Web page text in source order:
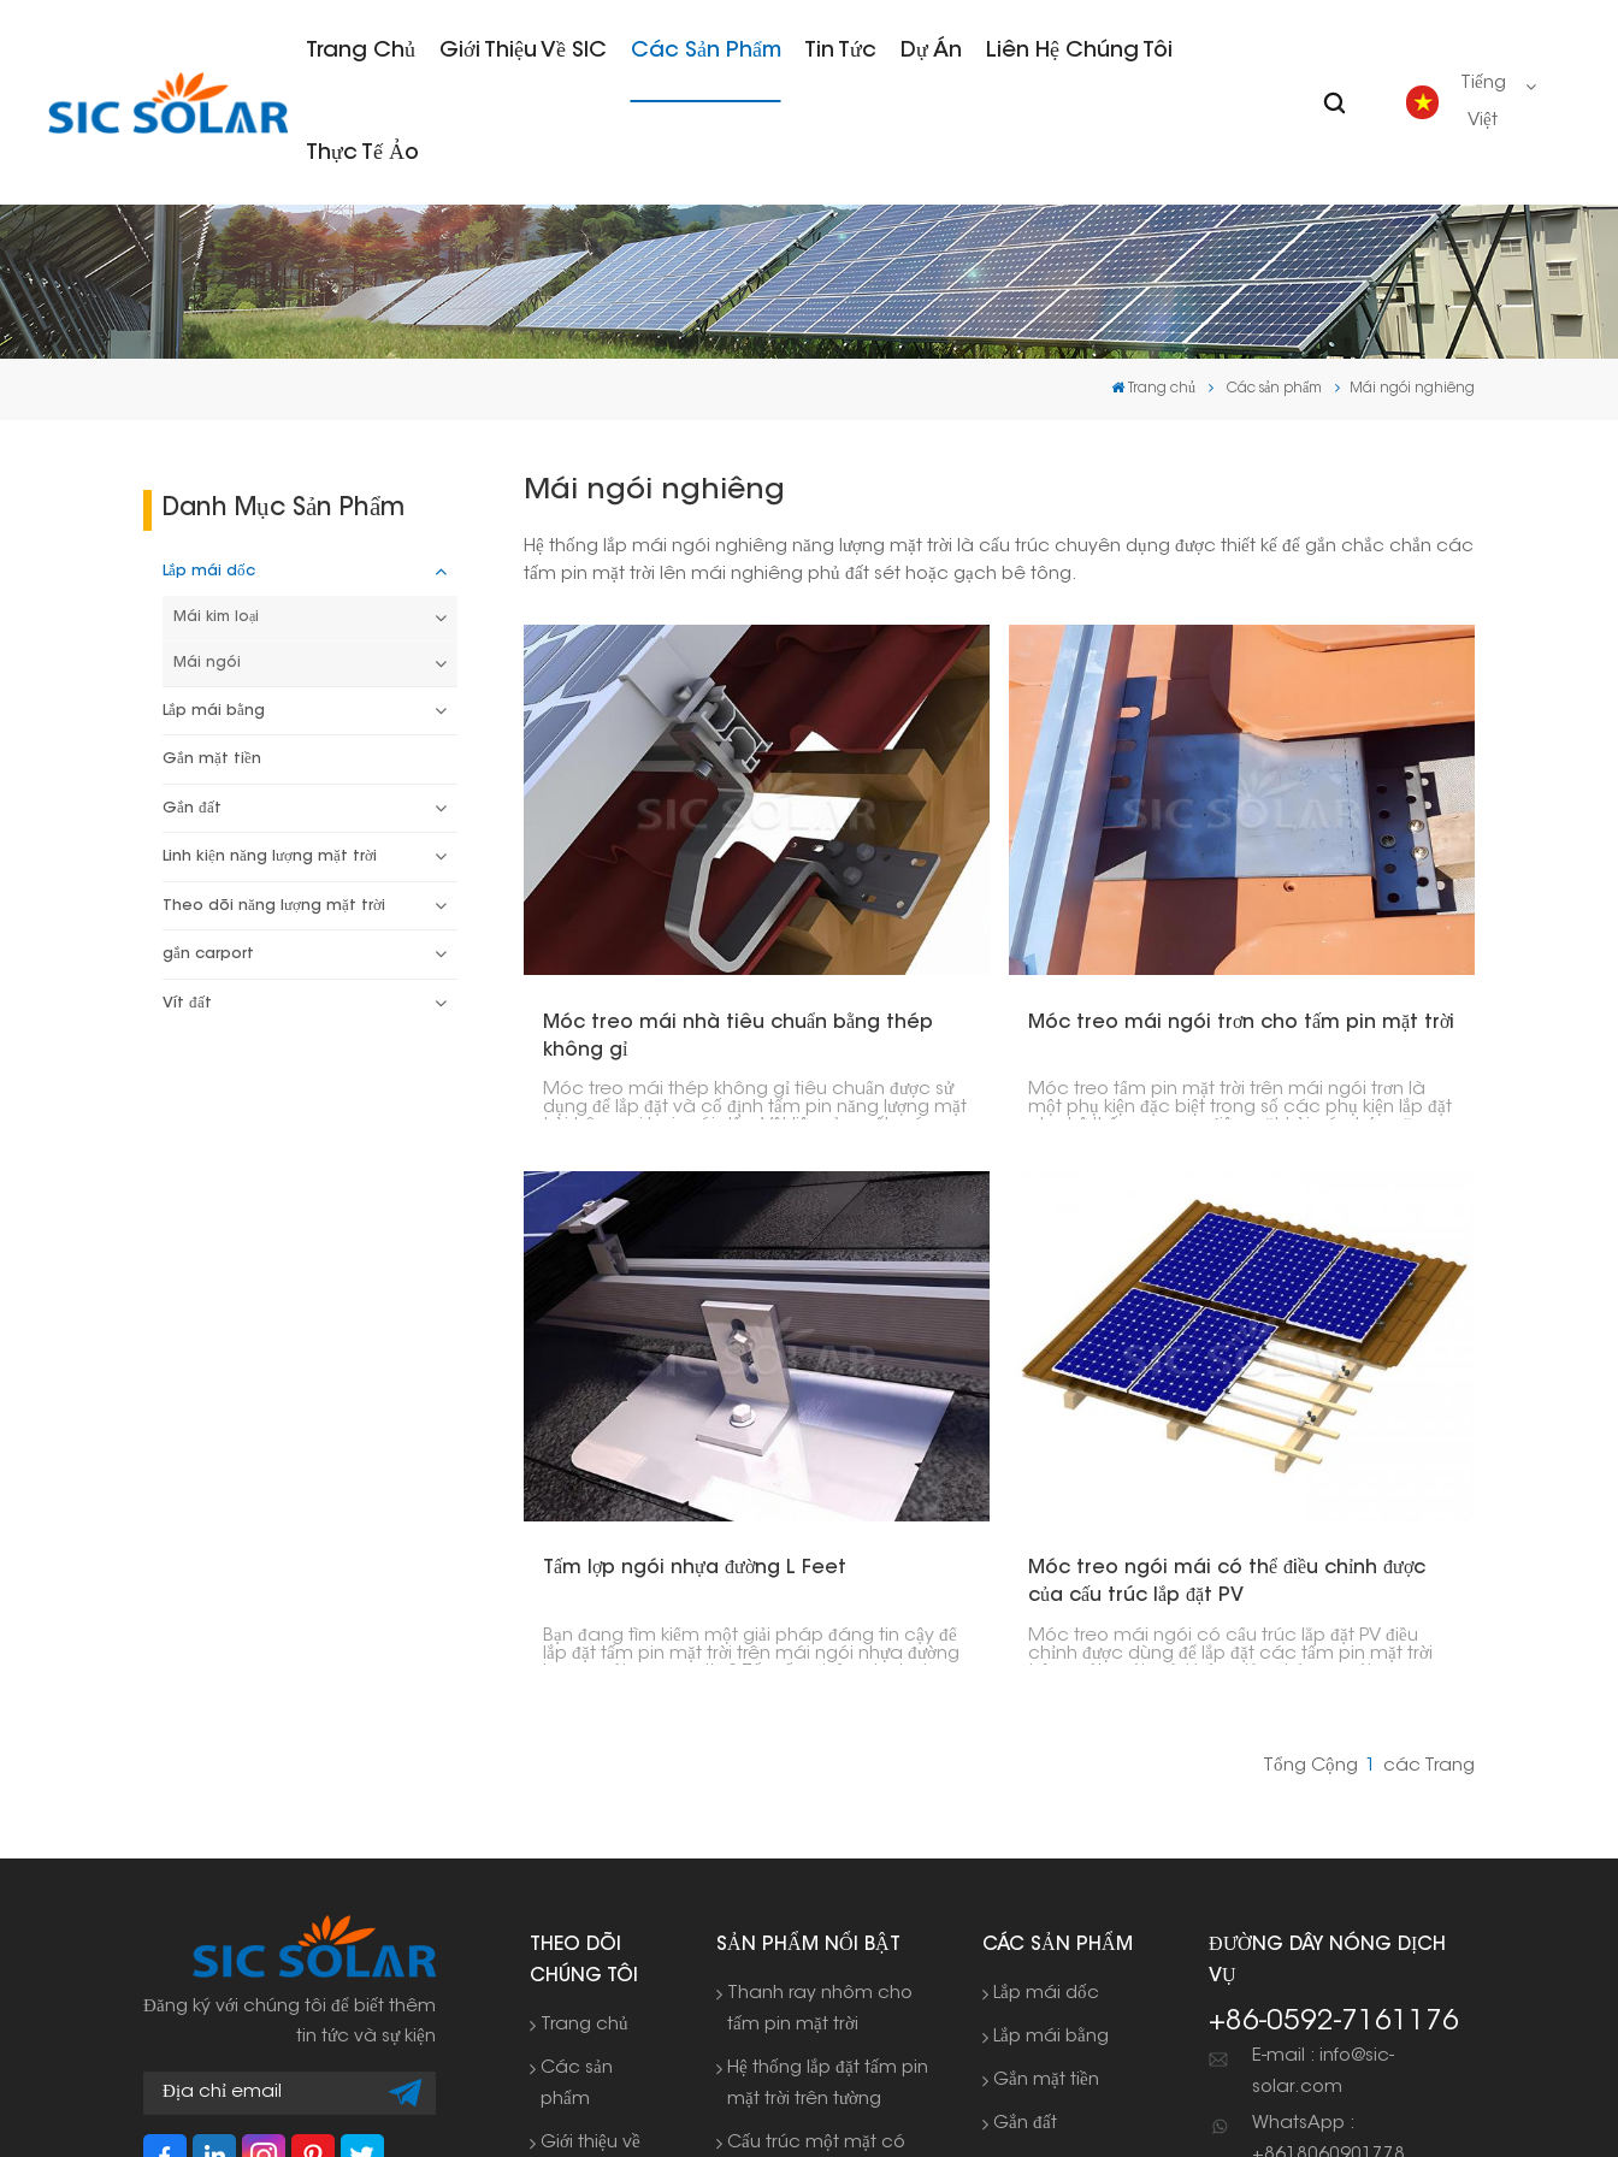
Trang Chủ Giới Thiệu Về SIC Các Sản Phẩm Tin Tức Dự Án Liên Hệ Chúng Tôi
Thực Tế Ảo
Tiếng
Việt
English
Deutsch
español
Melayu
Tiếng việt
Trang chủ Các sản phẩm Mái ngói nghiêng
Danh Mục Sản Phẩm
Lắp mái dốc
Mái kim loại
Mái ngói
Lắp mái bằng
Gắn mặt tiền
Gắn đất
Linh kiện năng lượng mặt trời
Theo dõi năng lượng mặt trời
gắn carport
Vít đất
Mái ngói nghiêng
Hệ thống lắp mái ngói nghiêng năng lượng mặt trời là cấu trúc chuyên dụng được thiết kế để gắn chắc chắn các
tấm pin mặt trời lên mái nghiêng phủ đất sét hoặc gạch bê tông.
Móc treo mái nhà tiêu chuẩn bằng thép
không gỉ
Móc treo mái thép không gỉ tiêu chuẩn được sử
dụng để lắp đặt và cố định tấm pin năng lượng mặt
tốt trong điều kiện thời tiết xấu.
Móc treo mái ngói trơn cho tấm pin mặt trời
Móc treo tấm pin mặt trời trên mái ngói trơn là
một phụ kiện đặc biệt trong số các phụ kiện lắp đặt
Tấm lợp ngói nhựa đường L Feet
Bạn đang tìm kiếm một giải pháp đáng tin cậy để
lắp đặt tấm pin mặt trời trên mái ngói nhựa đường
Móc treo ngói mái có thể điều chỉnh được
của cấu trúc lắp đặt PV
Móc treo mái ngói có cấu trúc lắp đặt PV điều
chỉnh được dùng để lắp đặt các tấm pin mặt trời
Tổng Cộng
1 Các Trang
Đăng ký với chúng tôi để biết thêm
tin tức và sự kiện
THEO DÕI
CHÚNG TÔI
Trang chủ
Các sản
phẩm
Giới thiệu về
SẢN PHẨM NỔI BẬT
Thanh ray nhôm cho
tấm pin mặt trời
Hệ thống lắp đặt tấm pin
mặt trời trên tường
Cấu trúc một mặt có
CÁC SẢN PHẨM
Lắp mái dốc
Lắp mái bằng
Gắn mặt tiền
Gắn đất
ĐƯỜNG DÂY NÓNG DỊCH
VỤ
+86-0592-7161176
E-mail : info@sic-
solar.com
WhatsApp :